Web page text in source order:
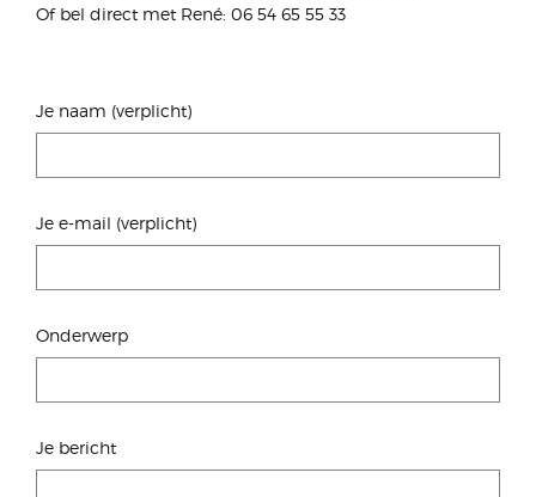
Of bel direct met René: 06 54 65 55 33
Je naam (verplicht)
Je e-mail (verplicht)
Onderwerp
Je bericht